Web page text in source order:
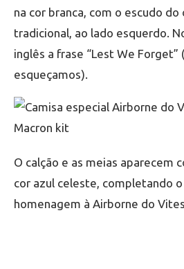
na cor branca, com o escudo
tradicional, ao lado esquerdo.
inglês a frase “Lest We Forget”
esqueçamos).
O calção e as meias aparecem
cor azul celeste, completando
homenagem à Airborne do